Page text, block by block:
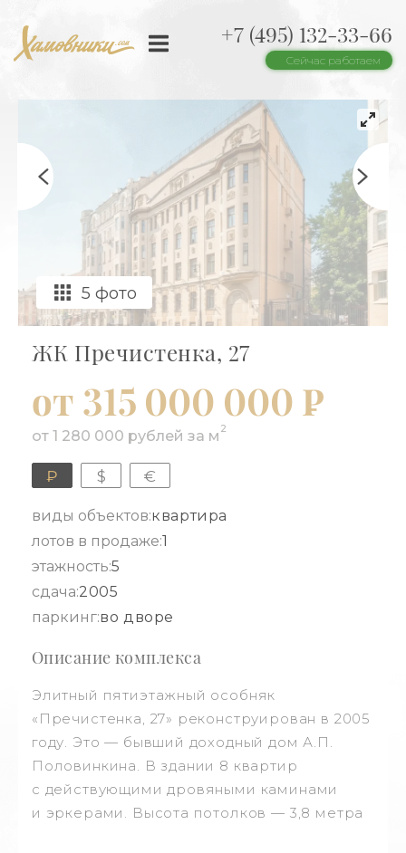
+7 (495) 132-33-66
Сейчас работаем
5 фото
ЖК Пречистенка, 27
от 315 000 000 ₽
от 1 280 000 рублей за м 2
₽ $ €
виды объектов:квартира
лотов в продаже:1
этажность:5
сдача:2005
паркинг:во дворе
Описание комплекса
Элитный пятиэтажный особняк
«Пречистенка, 27» реконструирован в 2005
году. Это — бывший доходный дом А.П.
Половинкина. В здании 8 квартир
с действующими дровяными каминами
и эркерами. Высота потолков — 3,8 метра